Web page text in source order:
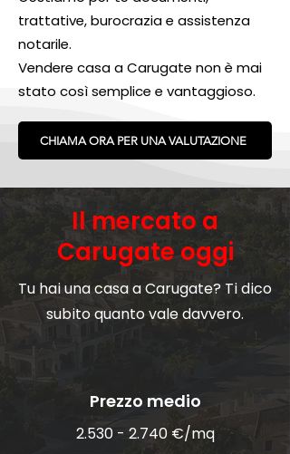
trattative, burocrazia e assistenza
notarile.
Vendere casa a Carugate non è mai
stato così semplice e vantaggioso.
CHIAMA ORA PER UNA VALUTAZIONE
Il mercato a
Carugate oggi
Tu hai una casa a Carugate? Ti dico
subito quanto vale davvero.
Prezzo medio
2.530 - 2.740€/mq